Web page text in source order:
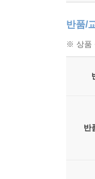
반품/
※ 상품
반